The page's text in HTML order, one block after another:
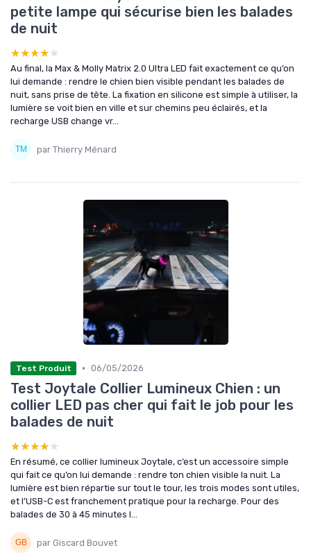
petite lampe qui sécurise bien les balades
de nuit
★★★★★
★★★★★
Au final, la Max & Molly Matrix 2.0 Ultra LED fait exactement ce qu’on
lui demande : rendre le chien bien visible pendant les balades de
nuit, sans prise de tête. La fixation en silicone est simple à utiliser, la
lumière se voit bien en ville et sur chemins peu éclairés, et la
recharge USB change vr...
par Thierry Ménard
Test Produit • 06/05/2026
Test Joytale Collier Lumineux Chien : un
collier LED pas cher qui fait le job pour les
balades de nuit
★★★★★
★★★★★
En résumé, ce collier lumineux Joytale, c’est un accessoire simple
qui fait ce qu’on lui demande : rendre ton chien visible la nuit. La
lumière est bien répartie sur tout le tour, les trois modes sont utiles,
et l’USB-C est franchement pratique pour la recharge. Pour des
balades de 30 à 45 minutes l...
par Giscard Bouvet